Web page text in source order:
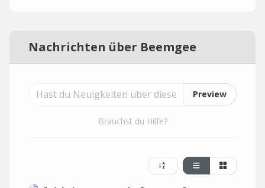
Nachrichten über Beemgee
Preview
Brauchst du Hilfe?